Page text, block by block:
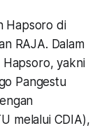
Hapsoro di
RAJA. Dalam
Hapsoro, yakni
Pangestu
melalui CDIA),